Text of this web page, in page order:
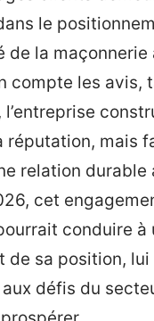
le
de la maçonnerie
compte les avis,
réputation, mais
relation durable
cet
conduire à
de sa position,
défis du